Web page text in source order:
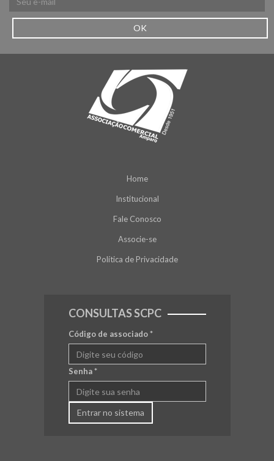
OK
Home
Institucional
Fale Conosco
Associe-se
Política de Privacidade
CONSULTAS SCPC
Código de associado*
Senha*
Entrar no sistema